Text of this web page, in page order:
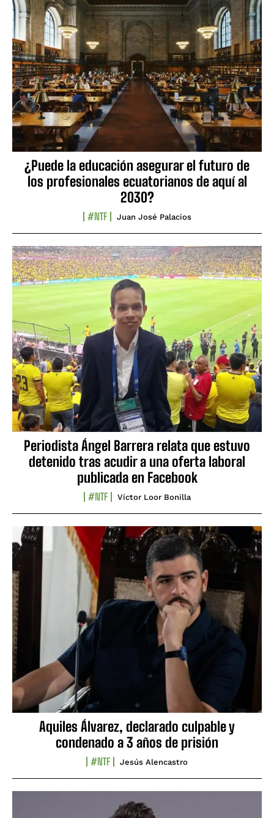
¿Puede la educación asegurar el futuro de
los profesionales ecuatorianos de aquí al
2030?
#NTF Juan José Palacios
Periodista Ángel Barrera relata que estuvo
detenido tras acudir a una oferta laboral
publicada en Facebook
#NTF Víctor Loor Bonilla
Aquiles Álvarez, declarado culpable y
condenado a 3 años de prisión
#NTF Jesús Alencastro